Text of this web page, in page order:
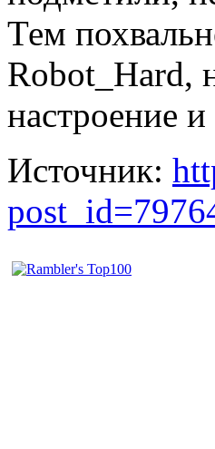
Тем
Robot_Hard,
настроение
Источник: